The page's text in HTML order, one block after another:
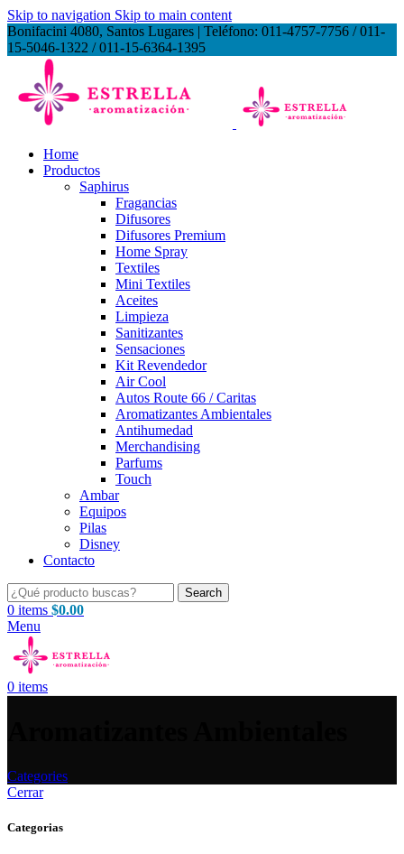
Skip to navigation Skip to main content
Bonifacini 4080, Santos Lugares | Teléfono: 011-4757-7756 / 011-
15-5046-1322 / 011-15-6364-1395
Home
Productos
Saphirus
Fragancias
Difusores
Difusores Premium
Home Spray
Textiles
Mini Textiles
Aceites
Limpieza
Sanitizantes
Sensaciones
Kit Revendedor
Air Cool
Autos Route 66 / Caritas
Aromatizantes Ambientales
Antihumedad
Merchandising
Parfums
Touch
Ambar
Equipos
Pilas
Disney
Contacto
Search
0 items $0.00
Menu
0 items
Categories
Cerrar
Categorias